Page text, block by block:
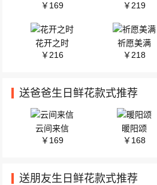
￥169
￥219
花开之时
￥216
祈愿美满
￥218
送爸爸生日鲜花款式推荐
云间来信
￥169
暖阳颂
￥168
送朋友生日鲜花款式推荐